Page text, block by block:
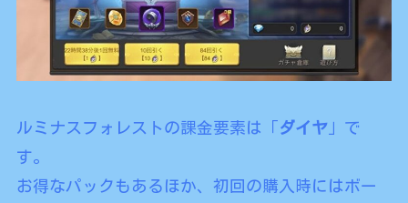
ルミナスフォレストの課金要素は「 ダイヤ」で
す。
お得なパックもあるほか、初回の購入時にはボー